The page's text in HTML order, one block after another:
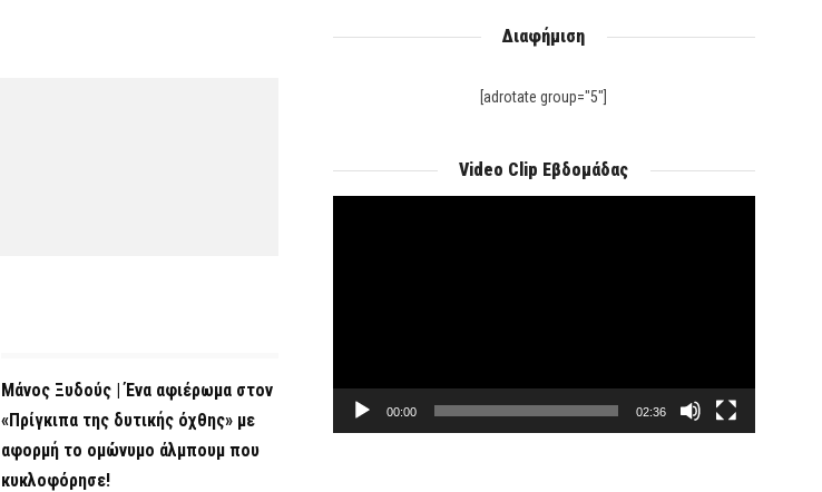
Μάνος Ξυδούς | Ένα αφιέρωμα στον
«Πρίγκιπα της δυτικής όχθης» με
αφορμή το ομώνυμο άλμπουμ που
κυκλοφόρησε!
Διαφήμιση
[adrotate group="5"]
Video Clip Εβδομάδας
00:00 02:36